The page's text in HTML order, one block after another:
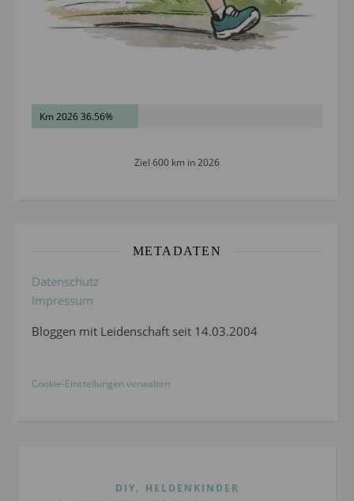
Km 2026 36.56%
Ziel 600 km in 2026
METADATEN
Datenschutz
Impressum
Bloggen mit Leidenschaft seit 14.03.2004
Cookie-Einstellungen verwalten
DIY, HELDENKINDER